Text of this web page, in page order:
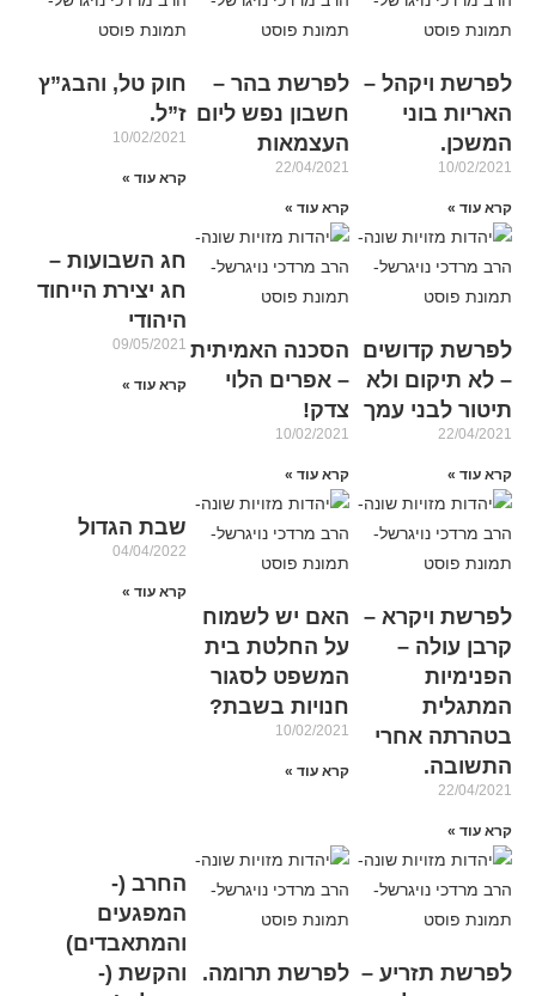
לפרשת ויקהל –
האריות בוני
המשכן.
10/02/2021
קרא עוד »
לפרשת בהר –
חשבון נפש ליום
העצמאות
22/04/2021
קרא עוד »
חוק טל, והבג”ץ
ז”ל.
10/02/2021
קרא עוד »
לפרשת קדושים
– לא תיקום ולא
תיטור לבני עמך
22/04/2021
קרא עוד »
הסכנה האמיתית
– אפרים הלוי
צדק!
10/02/2021
קרא עוד »
חג השבועות –
חג יצירת הייחוד
היהודי
09/05/2021
קרא עוד »
לפרשת ויקרא –
קרבן עולה –
הפנימיות
המתגלית
בטהרתה אחרי
התשובה.
22/04/2021
קרא עוד »
האם יש לשמוח
על החלטת בית
המשפט לסגור
חנויות בשבת?
10/02/2021
קרא עוד »
שבת הגדול
04/04/2022
קרא עוד »
לפרשת תזריע – לפרשת תרומה.
החרב (-
המפגעים
והמתאבדים)
והקשת (-